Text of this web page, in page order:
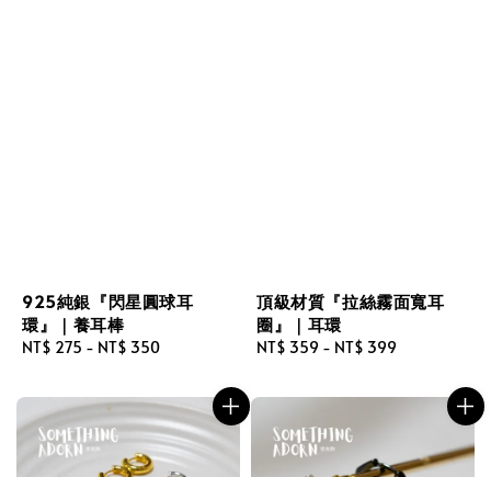
925純銀『閃星圓球耳
環』｜養耳棒
Regular
NT$ 275 - NT$ 350
頂級材質『拉絲霧面寬耳
圈』｜耳環
Regular
NT$ 359 - NT$ 399